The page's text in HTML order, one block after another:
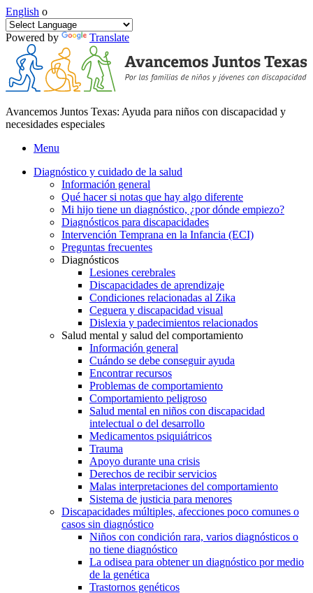
English o
Powered by Translate
Avancemos Juntos Texas: Ayuda para niños con discapacidad y
necesidades especiales
Menu
Diagnóstico y cuidado de la salud
Información general
Qué hacer si notas que hay algo diferente
Mi hijo tiene un diagnóstico, ¿por dónde empiezo?
Diagnósticos para discapacidades
Intervención Temprana en la Infancia (ECI)
Preguntas frecuentes
Diagnósticos
Lesiones cerebrales
Discapacidades de aprendizaje
Condiciones relacionadas al Zika
Ceguera y discapacidad visual
Dislexia y padecimientos relacionados
Salud mental y salud del comportamiento
Información general
Cuándo se debe conseguir ayuda
Encontrar recursos
Problemas de comportamiento
Comportamiento peligroso
Salud mental en niños con discapacidad
intelectual o del desarrollo
Medicamentos psiquiátricos
Trauma
Apoyo durante una crisis
Derechos de recibir servicios
Malas interpretaciones del comportamiento
Sistema de justicia para menores
Discapacidades múltiples, afecciones poco comunes o
casos sin diagnóstico
Niños con condición rara, varios diagnósticos o
no tiene diagnóstico
La odisea para obtener un diagnóstico por medio
de la genética
Trastornos genéticos